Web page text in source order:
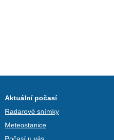
Aktuální počasí
Radarové snímky
Meteostanice